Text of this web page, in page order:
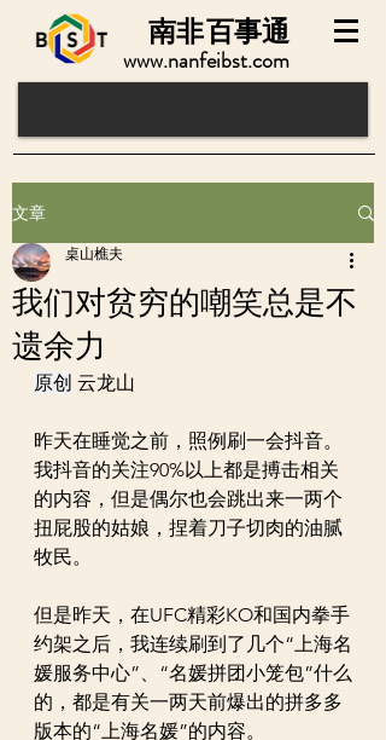
www.nanfeibst.com
百事通
南非
文章
我们对贫穷的嘲笑总是不
遗余力
桌山樵夫
原创 云龙山
昨天在睡觉之前，照例刷一会抖音。
我抖音的关注90%以上都是搏击相关
的内容，但是偶尔也会跳出来一两个
扭屁股的姑娘，捏着刀子切肉的油腻
牧民。
但是昨天，在UFC精彩KO和国内拳手
约架之后，我连续刷到了几个“上海名
媛服务中心”、“名媛拼团小笼包”什么
的，都是有关一两天前爆出的拼多多
版本的“上海名媛”的内容。